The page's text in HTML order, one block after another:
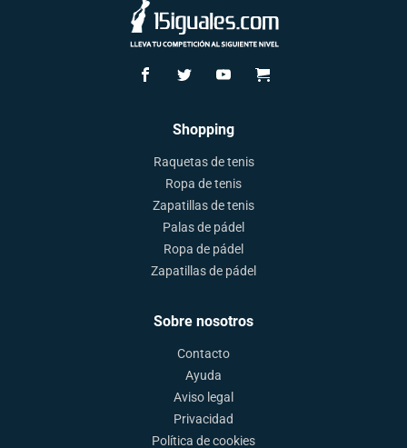
Shopping
Raquetas de tenis
Ropa de tenis
Zapatillas de tenis
Palas de pádel
Ropa de pádel
Zapatillas de pádel
Sobre nosotros
Contacto
Ayuda
Aviso legal
Privacidad
Política de cookies